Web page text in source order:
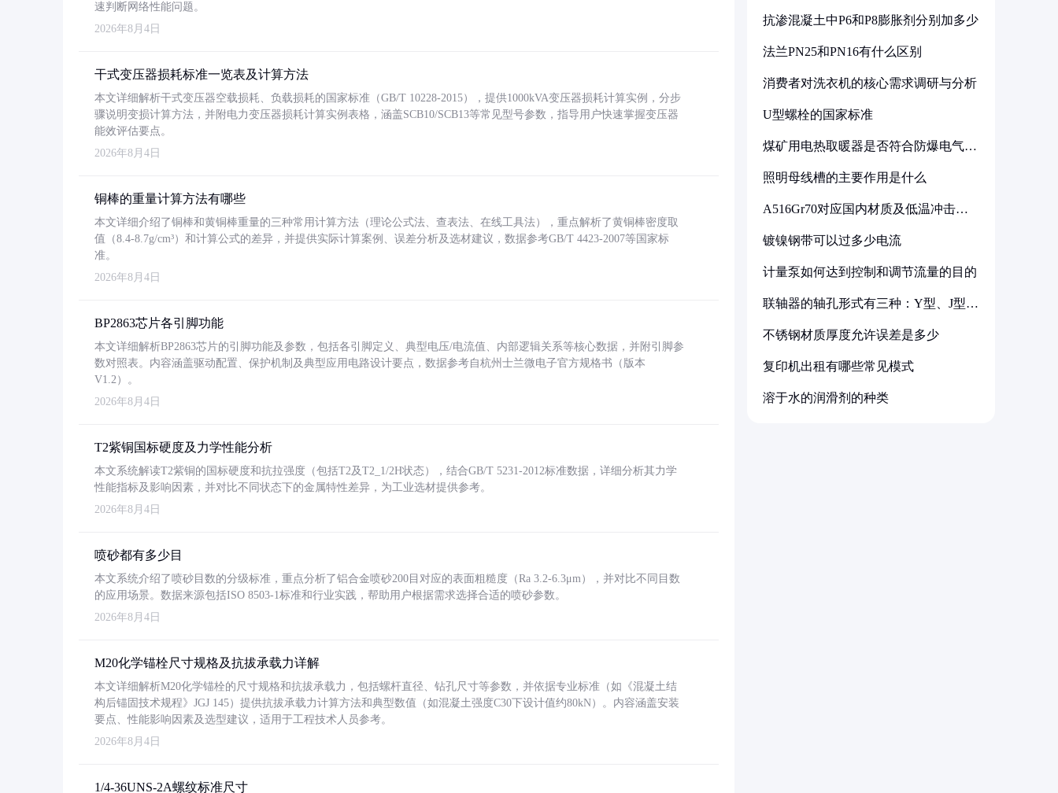
速判断网络性能问题。
2026年8月4日
干式变压器损耗标准一览表及计算方法
本文详细解析干式变压器空载损耗、负载损耗的国家标准（GB/T 10228-2015），提供1000kVA变压器损耗计算实例，分步
骤说明变损计算方法，并附电力变压器损耗计算实例表格，涵盖SCB10/SCB13等常见型号参数，指导用户快速掌握变压器
能效评估要点。
2026年8月4日
铜棒的重量计算方法有哪些
本文详细介绍了铜棒和黄铜棒重量的三种常用计算方法（理论公式法、查表法、在线工具法），重点解析了黄铜棒密度取
值（8.4-8.7g/cm³）和计算公式的差异，并提供实际计算案例、误差分析及选材建议，数据参考GB/T 4423-2007等国家标
准。
2026年8月4日
BP2863芯片各引脚功能
本文详细解析BP2863芯片的引脚功能及参数，包括各引脚定义、典型电压/电流值、内部逻辑关系等核心数据，并附引脚参
数对照表。内容涵盖驱动配置、保护机制及典型应用电路设计要点，数据参考自杭州士兰微电子官方规格书（版本
V1.2）。
2026年8月4日
T2紫铜国标硬度及力学性能分析
本文系统解读T2紫铜的国标硬度和抗拉强度（包括T2及T2_1/2H状态），结合GB/T 5231-2012标准数据，详细分析其力学
性能指标及影响因素，并对比不同状态下的金属特性差异，为工业选材提供参考。
2026年8月4日
喷砂都有多少目
本文系统介绍了喷砂目数的分级标准，重点分析了铝合金喷砂200目对应的表面粗糙度（Ra 3.2-6.3μm），并对比不同目数
的应用场景。数据来源包括ISO 8503-1标准和行业实践，帮助用户根据需求选择合适的喷砂参数。
2026年8月4日
M20化学锚栓尺寸规格及抗拔承载力详解
本文详细解析M20化学锚栓的尺寸规格和抗拔承载力，包括螺杆直径、钻孔尺寸等参数，并依据专业标准（如《混凝土结
构后锚固技术规程》JGJ 145）提供抗拔承载力计算方法和典型数值（如混凝土强度C30下设计值约80kN）。内容涵盖安装
要点、性能影响因素及选型建议，适用于工程技术人员参考。
2026年8月4日
1/4-36UNS-2A螺纹标准尺寸
抗渗混凝土中P6和P8膨胀剂分别加多少
法兰PN25和PN16有什么区别
消费者对洗衣机的核心需求调研与分析
U型螺栓的国家标准
煤矿用电热取暖器是否符合防爆电气设
照明母线槽的主要作用是什么
A516Gr70对应国内材质及低温冲击要
镀镍钢带可以过多少电流
计量泵如何达到控制和调节流量的目的
联轴器的轴孔形式有三种：Y型、J型、
不锈钢材质厚度允许误差是多少
复印机出租有哪些常见模式
溶于水的润滑剂的种类